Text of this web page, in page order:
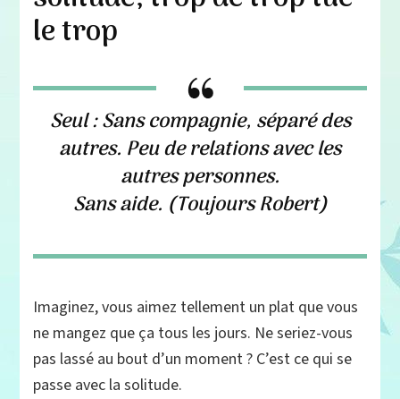
le trop
Seul : Sans compagnie, séparé des
autres. Peu de relations avec les
autres personnes.
Sans aide. (Toujours Robert)
Imaginez, vous aimez tellement un plat que vous
ne mangez que ça tous les jours. Ne seriez-vous
pas lassé au bout d’un moment ? C’est ce qui se
passe avec la solitude.